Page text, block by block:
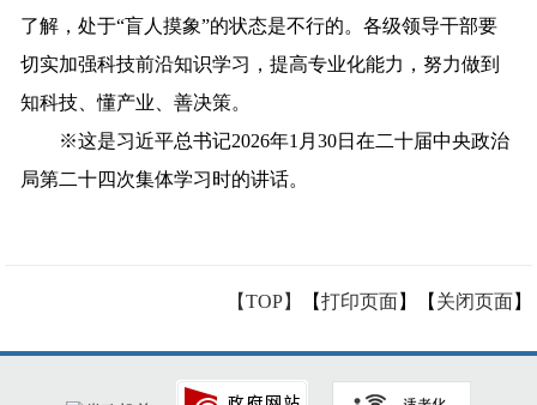
了解，处于“盲人摸象”的状态是不行的。各级领导干部要
切实加强科技前沿知识学习，提高专业化能力，努力做到
知科技、懂产业、善决策。
※这是习近平总书记2026年1月30日在二十届中央政治
局第二十四次集体学习时的讲话。
【TOP】 【打印页面】【 关闭页面】